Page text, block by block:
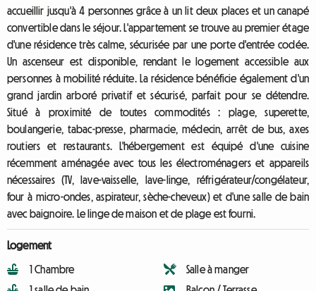
accueillir jusqu'à 4 personnes grâce à un lit deux places et un canapé
convertible dans le séjour. L'appartement se trouve au premier étage
d'une résidence très calme, sécurisée par une porte d'entrée codée.
Un ascenseur est disponible, rendant le logement accessible aux
personnes à mobilité réduite. La résidence bénéficie également d'un
grand jardin arboré privatif et sécurisé, parfait pour se détendre.
Situé à proximité de toutes commodités : plage, superette,
boulangerie, tabac-presse, pharmacie, médecin, arrêt de bus, axes
routiers et restaurants. L'hébergement est équipé d'une cuisine
récemment aménagée avec tous les électroménagers et appareils
nécessaires (TV, lave-vaisselle, lave-linge, réfrigérateur/congélateur,
four à micro-ondes, aspirateur, sèche-cheveux) et d'une salle de bain
avec baignoire. Le linge de maison et de plage est fourni.
Logement
1 Chambre
Salle à manger